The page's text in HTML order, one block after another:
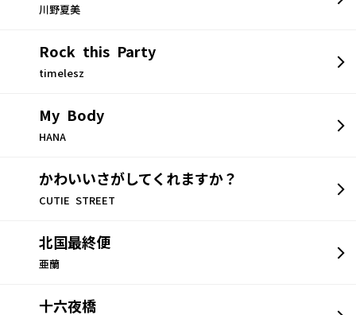
川野夏美
Rock this Party
timelesz
My Body
HANA
かわいいさがしてくれますか？
CUTIE STREET
北国最終便
亜蘭
十六夜橋